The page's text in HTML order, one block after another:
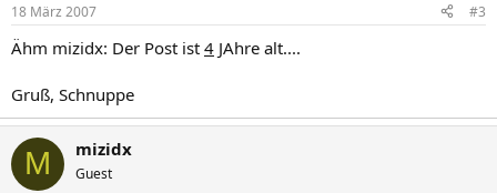
18 März 2007 #3
Ähm mizidx: Der Post ist 4 JAhre alt....
Gruß, Schnuppe
M mizidx
Guest